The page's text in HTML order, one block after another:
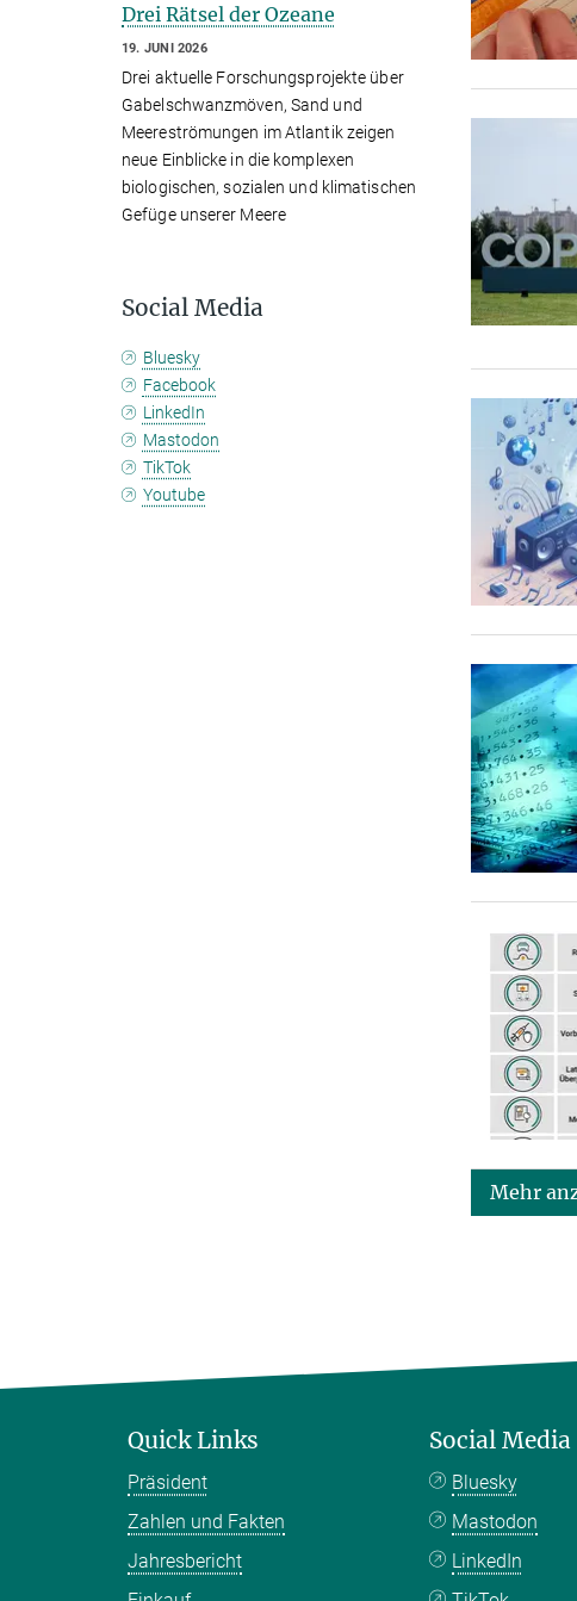
Mehr
Drei Rätsel der Ozeane
19. JUNI 2026
Drei aktuelle Forschungsprojekte über
Gabelschwanzmöven, Sand und
Meereströmungen im Atlantik zeigen
neue Einblicke in die komplexen
biologischen, sozialen und klimatischen
Gefüge unserer Meere
Social Media
Bluesky
Facebook
LinkedIn
Mastodon
TikTok
Youtube
Quick Links
Präsident
Zahlen und Fakten
Jahresbericht
Social Media
Bluesky
Mastodon
LinkedIn